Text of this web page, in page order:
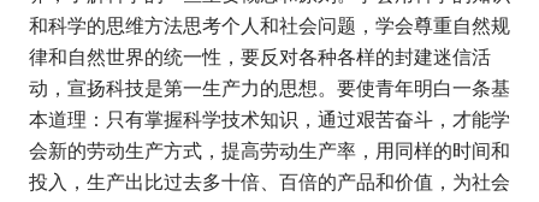
和科学的思维方法思考个人和社会问题，学会尊重自然规
律和自然世界的统一性，要反对各种各样的封建迷信活
动，宣扬科技是第一生产力的思想。要使青年明白一条基
本道理：只有掌握科学技术知识，通过艰苦奋斗，才能学
会新的劳动生产方式，提高劳动生产率，用同样的时间和
投入，生产出比过去多十倍、百倍的产品和价值，为社会